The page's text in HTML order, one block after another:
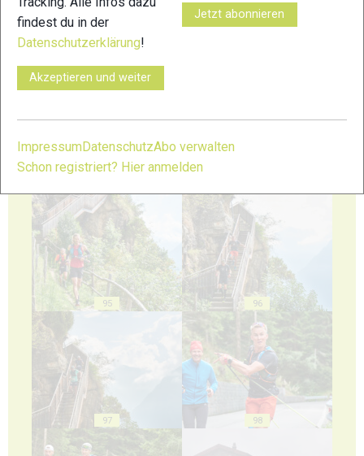
91
95 96
97 98
findest du in der
Datenschutzerklärung!
Akzeptieren und weiter
Jetzt abonnieren
Impressum DatenschutzAbo verwalten
Schon registriert? Hier anmelden